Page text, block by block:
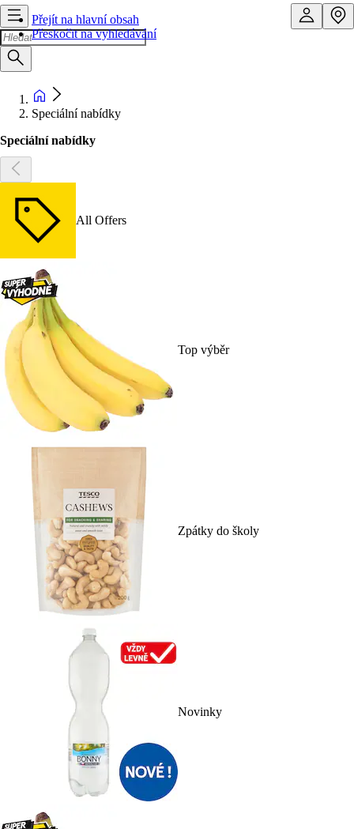
Přejít na hlavní obsah
Přeskočit na vyhledávání
Speciální nabídky
Speciální nabídky
All Offers
Top výběr
Zpátky do školy
Novinky